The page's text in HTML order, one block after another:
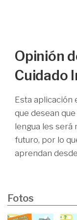
Opinión
Cuidado
Esta aplicación
que desean
lengua les será
futuro, por lo
aprendan
Fotos